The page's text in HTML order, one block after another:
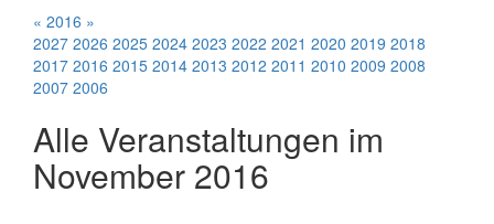
« 2016 »
2027 2026 2025 2024 2023 2022 2021 2020 2019 2018
2017 2016 2015 2014 2013 2012 2011 2010 2009 2008
2007 2006
Alle Veranstaltungen im
November 2016